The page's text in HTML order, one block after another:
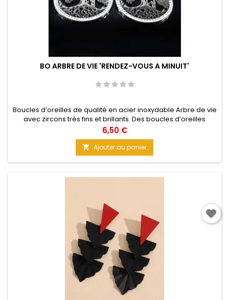
BO ARBRE DE VIE 'RENDEZ-VOUS A MINUIT'
Boucles d’oreilles de qualité en acier inoxydable Arbre de vie
avec zircons très fins et brillants. Des boucles d’oreilles
minimalistes, discrètes, chics et élégantes pour vos tenues
de soirée. Glamour assuré avec ce design. Taille : 3,5 cm
Prix
6,50 €
 Ajouter au panier